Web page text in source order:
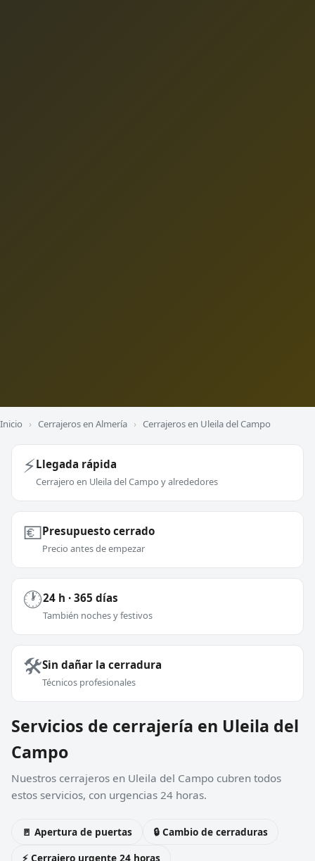
Inicio › Cerrajeros en Almería › Cerrajeros en Uleila del Campo
⚡Llegada rápida
Cerrajero en Uleila del Campo y alrededores
💶Presupuesto cerrado
Precio antes de empezar
🕐24 h · 365 días
También noches y festivos
🛠️Sin dañar la cerradura
Técnicos profesionales
Servicios de cerrajería en Uleila del
Campo
Nuestros cerrajeros en Uleila del Campo cubren todos
estos servicios, con urgencias 24 horas.
🚪 Apertura de puertas
🔒 Cambio de cerraduras
⚡ Cerrajero urgente 24 horas